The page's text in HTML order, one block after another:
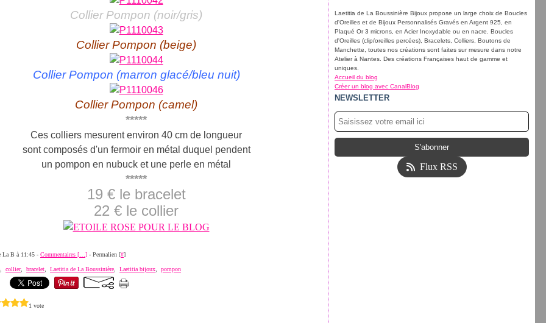
Collier Pompon (noir/gris)
Collier Pompon (beige)
Collier Pompon (marron glacé/bleu nuit)
Collier Pompon (camel)
*****
Ces colliers mesurent environ 40 cm de longueur
sont composés d'un fermoir en métal duquel pendent
un pompon en nubuck et une perle en métal
*****
19 € le bracelet
22 € le collier
La B à 11:45 - Commentaires [ ] - Permalien [#]
collier, bracelet Laetitia de La Boussinière Laetitia bijoux pompon
1 vote
Laetitia de La Boussinière Bijoux propose un large choix de Boucles
d'Oreilles et de Bijoux Personnalisés Gravés en Argent 925, en
Plaqué Or 3 microns, en Acier Inoxydable ou en nacre. Boucles
d'Oreilles (clip/oreilles percées), Bracelets, Colliers, Boutons de
Manchette, toutes nos créations sont faites sur mesure dans notre
Atelier à Nantes. Des créations Françaises haut de gamme et
uniques.
Accueil du blog
Créer un blog avec CanalBlog
NEWSLETTER
Flux RSS